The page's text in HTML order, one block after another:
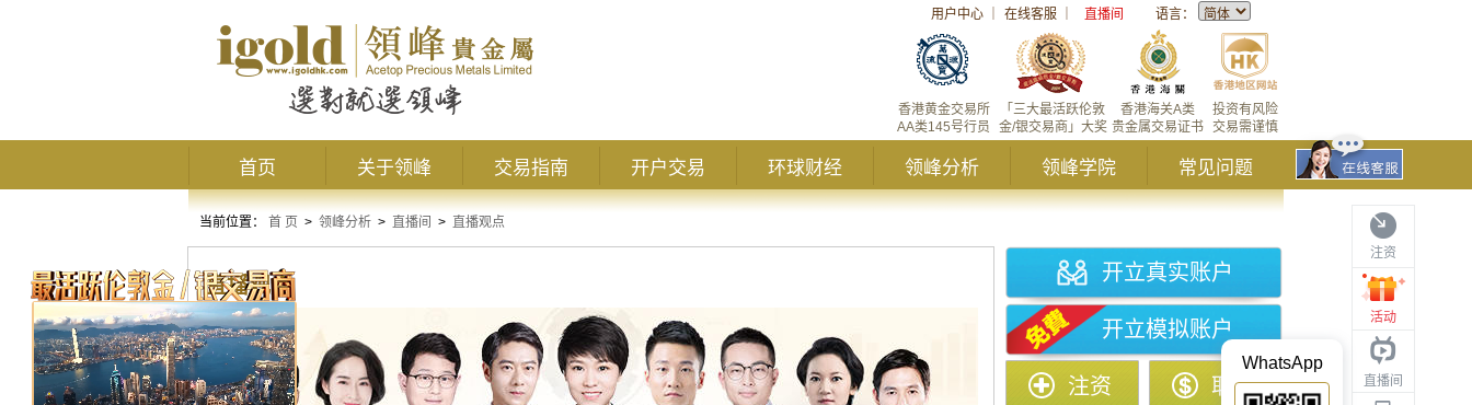
用户中心 在线客服 直播间 语言：
投资有风险
交易需谨慎
香港海关A类
贵金属交易证书
「三大最活跃伦敦
金/银交易商」大奖
香港黄金交易所
AA类145号行员
首页 关于领峰 交易指南 开户交易 环球财经 领峰分析 领峰学院 常见问题
注资
活动
直播间
WhatsApp
当前位置： 首 页 > 领峰分析 > 直播间 > 直播观点
直播观点
开立真实账户
开立模拟账户
注资 取款